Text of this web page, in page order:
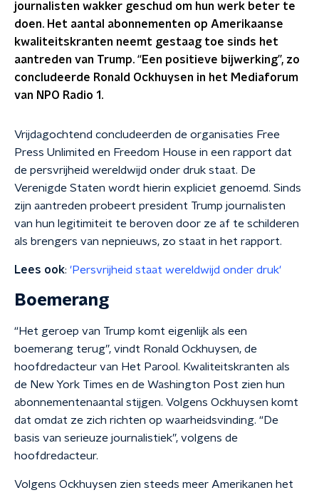
journalisten wakker geschud om hun werk beter te
doen. Het aantal abonnementen op Amerikaanse
kwaliteitskranten neemt gestaag toe sinds het
aantreden van Trump. “Een positieve bijwerking”, zo
concludeerde Ronald Ockhuysen in het Mediaforum
van NPO Radio 1.
Vrijdagochtend concludeerden de organisaties Free
Press Unlimited en Freedom House in een rapport dat
de persvrijheid wereldwijd onder druk staat. De
Verenigde Staten wordt hierin expliciet genoemd. Sinds
zijn aantreden probeert president Trump journalisten
van hun legitimiteit te beroven door ze af te schilderen
als brengers van nepnieuws, zo staat in het rapport.
Lees ook: 'Persvrijheid staat wereldwijd onder druk'
Boemerang
“Het geroep van Trump komt eigenlijk als een
boemerang terug”, vindt Ronald Ockhuysen, de
hoofdredacteur van Het Parool. Kwaliteitskranten als
de New York Times en de Washington Post zien hun
abonnementenaantal stijgen. Volgens Ockhuysen komt
dat omdat ze zich richten op waarheidsvinding. “De
basis van serieuze journalistiek”, volgens de
hoofdredacteur.
Volgens Ockhuysen zien steeds meer Amerikanen het